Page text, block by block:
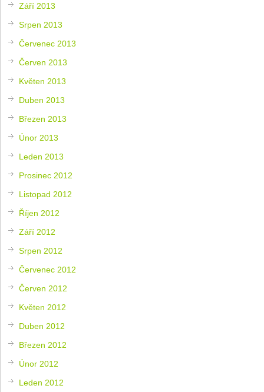
Září 2013
Srpen 2013
Červenec 2013
Červen 2013
Květen 2013
Duben 2013
Březen 2013
Únor 2013
Leden 2013
Prosinec 2012
Listopad 2012
Říjen 2012
Září 2012
Srpen 2012
Červenec 2012
Červen 2012
Květen 2012
Duben 2012
Březen 2012
Únor 2012
Leden 2012